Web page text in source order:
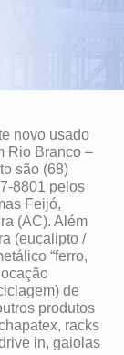
novo usado
Rio Branco –
são (68)
8801 pelos
Feijó,
(AC). Além
(eucalipto /
“ferro,
de
produtos
racks
in, gaiolas